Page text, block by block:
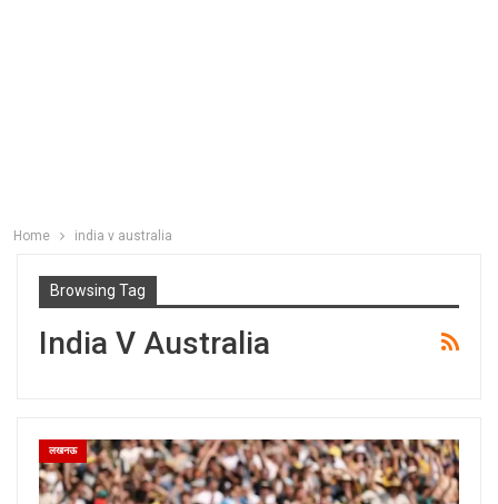
Home india v australia
Browsing Tag
India V Australia
लखनऊ